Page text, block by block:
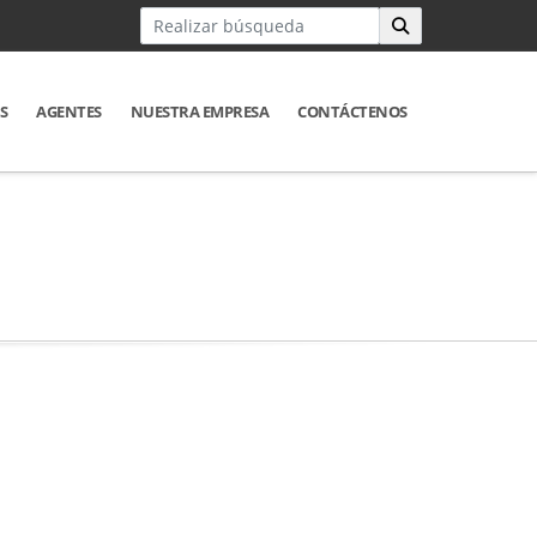
AGENTES NUESTRA EMPRESA CONTÁCTENOS